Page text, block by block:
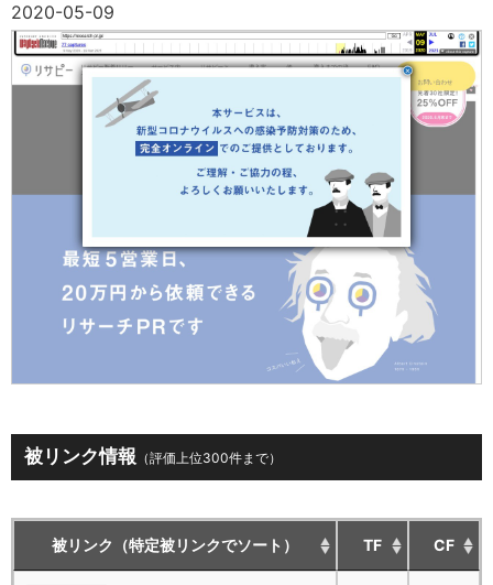
2020-05-09
被リンク情報 （評価上位300件まで）
被リンク（特定被リンクでソート） TF CF